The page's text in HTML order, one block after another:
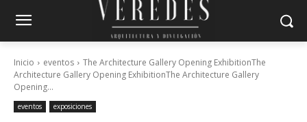
Inicio eventos
The Architecture Gallery Opening ExhibitionThe
Architecture Gallery Opening ExhibitionThe Architecture Gallery
Opening...
eventos exposiciones